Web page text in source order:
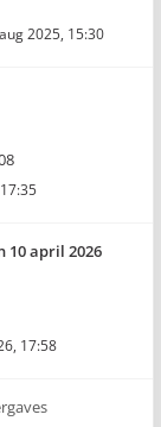
2025, 15:30
10 april 2026
17:58